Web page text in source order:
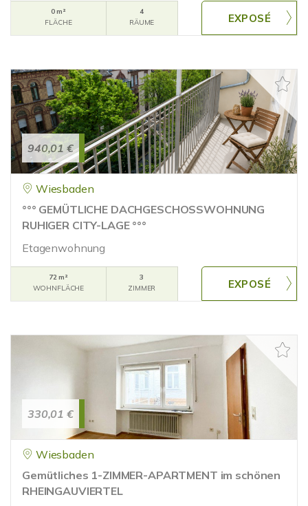
0 m²
FLÄCHE
4
RÄUME
940,01 €
Wiesbaden
°°° GEMÜTLICHE DACHGESCHOSSWOHNUNG
RUHIGER CITY-LAGE °°°
Etagenwohnung
72 m²
WOHNFLÄCHE
3
ZIMMER
330,01 €
Wiesbaden
Gemütliches 1-ZIMMER-APARTMENT im schönen
RHEINGAUVIERTEL